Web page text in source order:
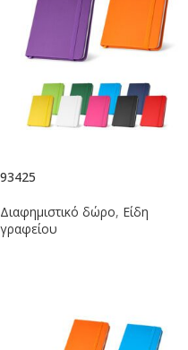
93425
Διαφημιστικό δώρο, Είδη
γραφείου